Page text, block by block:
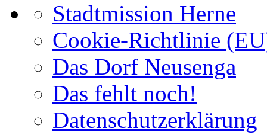
Stadtmission Herne
Cookie-Richtlinie
Das Dorf Neusenga
Das fehlt noch!
Datenschutzerklärung